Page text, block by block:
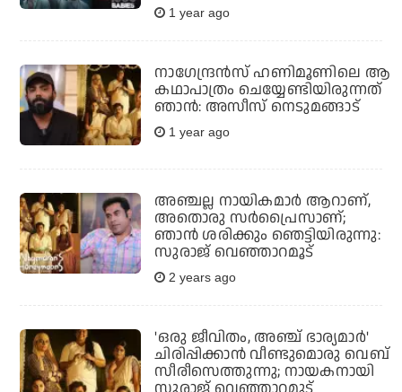
1 year ago
നാഗേന്ദ്രന്‍സ് ഹണിമൂണിലെ ആ
കഥാപാത്രം ചെയ്യേണ്ടിയിരുന്നത്
ഞാന്‍: അസീസ് നെടുമങ്ങാട്
1 year ago
അഞ്ചല്ല നായികമാര്‍ ആറാണ്,
അതൊരു സര്‍പ്രൈസാണ്;
ഞാന്‍ ശരിക്കും ഞെട്ടിയിരുന്നു:
സുരാജ് വെഞ്ഞാറമൂട്
2 years ago
'ഒരു ജീവിതം, അഞ്ച് ഭാര്യമാര്‍'
ചിരിപ്പിക്കാന്‍ വീണ്ടുമൊരു വെബ്
സീരീസെത്തുന്നു; നായകനായി